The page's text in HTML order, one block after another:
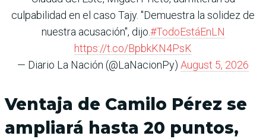
culpabilidad en el caso Tajy. "Demuestra la solidez de
nuestra acusación", dijo.#TodoEstáEnLN
https://t.co/BpbkKN4PsK
— Diario La Nación (@LaNacionPy) August 5, 2026
Ventaja de Camilo Pérez se
ampliará hasta 20 puntos,